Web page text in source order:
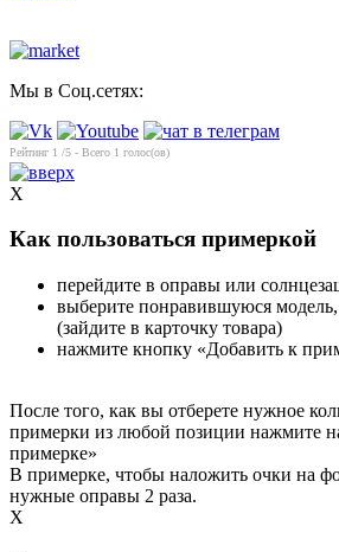
Мы в Соц.сетях:
Рейтинг 1 /5 - Всего 1 голос(ов)
X
Как пользоваться примеркой
перейдите в оправы или
выберите понравившуюся
(зайдите в карточку товара)
нажмите кнопку «Добавить к
После того, как вы отберете нужное
примерки из любой позиции нажмите
примерке»
В примерке, чтобы наложить очки на
нужные оправы 2 раза.
X